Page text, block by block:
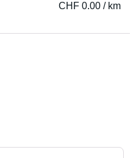
CHF 0.00 / km